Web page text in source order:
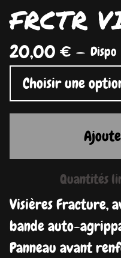
FRCTR
20,00 € — Dispo
Quantités
Visières Fracture,
bande auto-
Panneau avant